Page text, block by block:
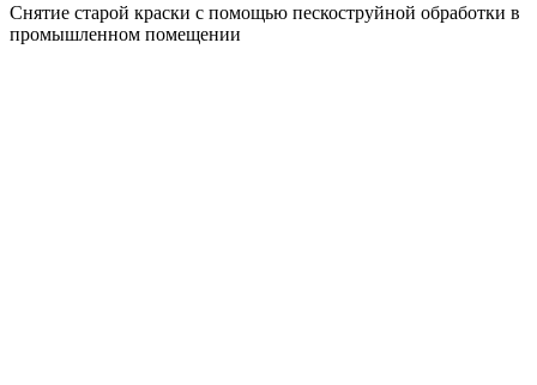
Снятие старой краски с помощью пескоструйной обработки в
промышленном помещении